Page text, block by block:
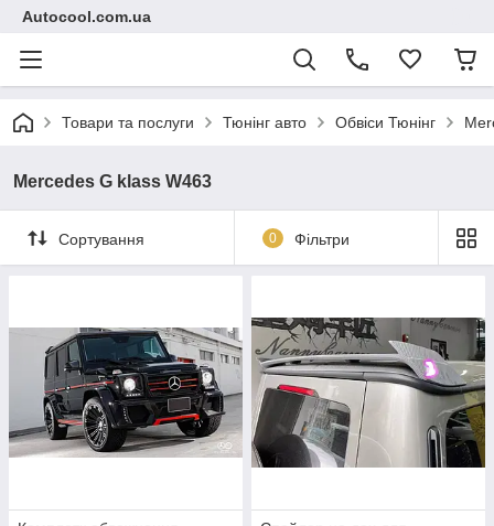
Autocool.com.ua
Товари та послуги Тюнінг авто Обвіси Тюнінг
Mercedes G klass W463
Сортування 0 Фільтри